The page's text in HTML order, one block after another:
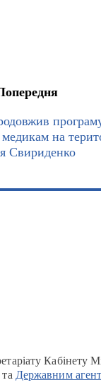
на
Свириденко
Кабінету
та Державним